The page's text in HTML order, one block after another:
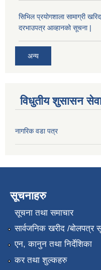
सिभिल प्रयोगशाला सामाग्री
दरभाउपत्र आव्हानको सूचना |
अन्य
विधुतीय शुसासन
नागरिक वडा पत्र
सूचनाहरु
सूचना तथा समाचार
सार्वजनिक खरीद /बोलपत्र
एन, कानुन तथा निर्देशिका
कर तथा शुल्कहरु